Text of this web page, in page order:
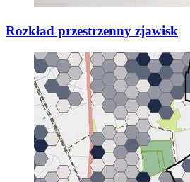
Rozkład przestrzenny zjawisk